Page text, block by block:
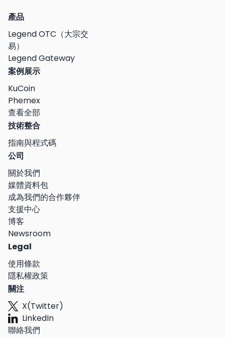
產品
Legend OTC（大宗交
易）
Legend Gateway
案例展示
KuCoin
Phemex
查看全部
技術整合
指南與程式碼
公司
關於我們
媒體資料包
成為我們的合作夥伴
支援中心
博客
Newsroom
Legal
使用條款
隱私權政策
關注
X(Twitter)
LinkedIn
聯絡我們